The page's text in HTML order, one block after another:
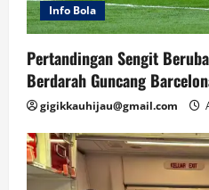
Info Bola
Pertandingan Sengit
Berdarah Guncang
gigikkauhijau@gmail.com